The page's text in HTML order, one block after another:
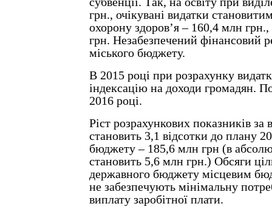
грн., очікувані видатки
охорону здоров’я – 160,4 млн
грн. Незабезпечений фінансовий
міського бюджету.
В 2015 році при розрахунку
індексацію на доходи громадян.
2016 році.
Ріст розрахункових показників за
становить 3,1 відсотки до плану
бюджету – 185,6 млн грн (в
становить 5,6 млн грн.) Обсяги
державного бюджету місцевим
не забезпечують мінімальну
виплату заробітної плати.